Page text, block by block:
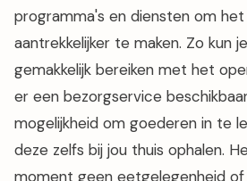
programma's en diensten om het
aantrekkelijker te maken. Zo kun
gemakkelijk bereiken met het
er een bezorgservice
mogelijkheid om goederen in te
deze zelfs bij jou thuis ophalen.
moment geen eetgelegenheid